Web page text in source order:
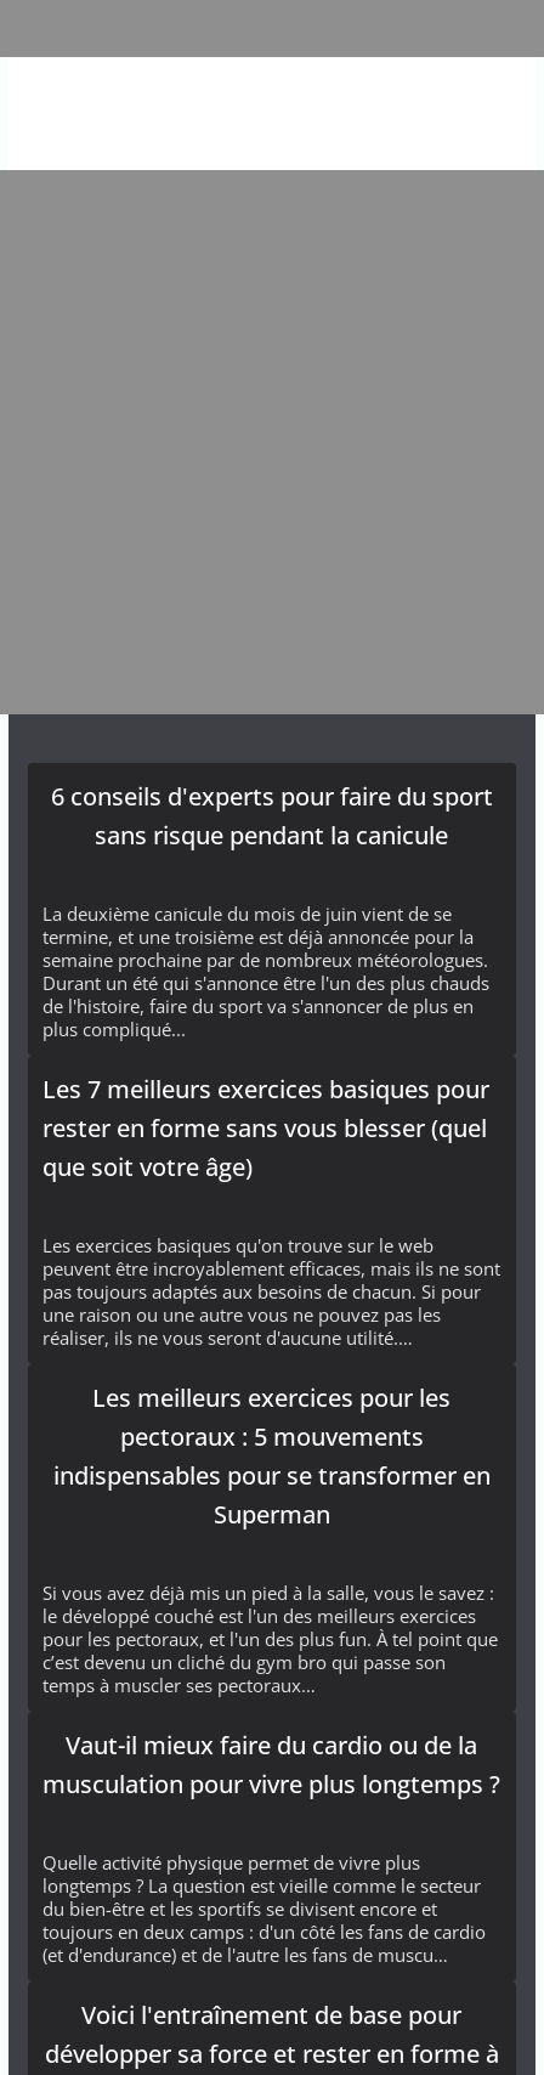
6 conseils d'experts pour faire du sport
sans risque pendant la canicule
La deuxième canicule du mois de juin vient de se
termine, et une troisième est déjà annoncée pour la
semaine prochaine par de nombreux météorologues.
Durant un été qui s'annonce être l'un des plus chauds
de l'histoire, faire du sport va s'annoncer de plus en
plus compliqué...
Les 7 meilleurs exercices basiques pour
rester en forme sans vous blesser (quel
que soit votre âge)
Les exercices basiques qu'on trouve sur le web
peuvent être incroyablement efficaces, mais ils ne sont
pas toujours adaptés aux besoins de chacun. Si pour
une raison ou une autre vous ne pouvez pas les
réaliser, ils ne vous seront d'aucune utilité.…
Les meilleurs exercices pour les
pectoraux : 5 mouvements
indispensables pour se transformer en
Superman
Si vous avez déjà mis un pied à la salle, vous le savez :
le développé couché est l'un des meilleurs exercices
pour les pectoraux, et l'un des plus fun. À tel point que
c’est devenu un cliché du gym bro qui passe son
temps à muscler ses pectoraux…
Vaut-il mieux faire du cardio ou de la
musculation pour vivre plus longtemps ?
Quelle activité physique permet de vivre plus
longtemps ? La question est vieille comme le secteur
du bien-être et les sportifs se divisent encore et
toujours en deux camps : d'un côté les fans de cardio
(et d'endurance) et de l'autre les fans de muscu…
Voici l'entraînement de base pour
développer sa force et rester en forme à